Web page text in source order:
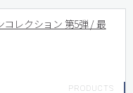
コレクション 第5弾 / 最